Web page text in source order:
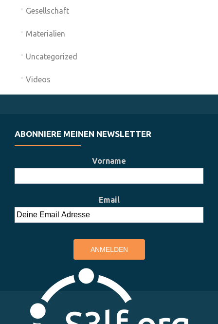
Gesellschaft
Materialien
Uncategorized
Videos
ABONNIERE MEINEN NEWSLETTER
Vorname
Email